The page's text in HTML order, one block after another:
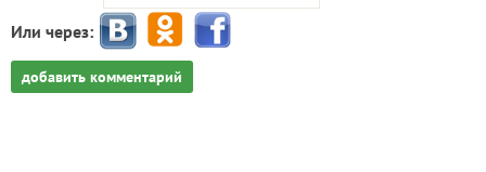
Или через:
добавить комментарий